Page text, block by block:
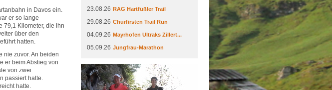
in Davos ein.
er so lange
79,1 Kilometer, die ihn
über den
hatten.
nie zuvor. An beiden
er beim Abstieg von
von zwei
passiert hatte.
hatte.
23.08.26 RAG Hartfüßler Trail
29.08.26 Churfirsten Trail Run
04.09.26 Mayrhofen Ultraks Zillert...
05.09.26 Jungfrau-Marathon